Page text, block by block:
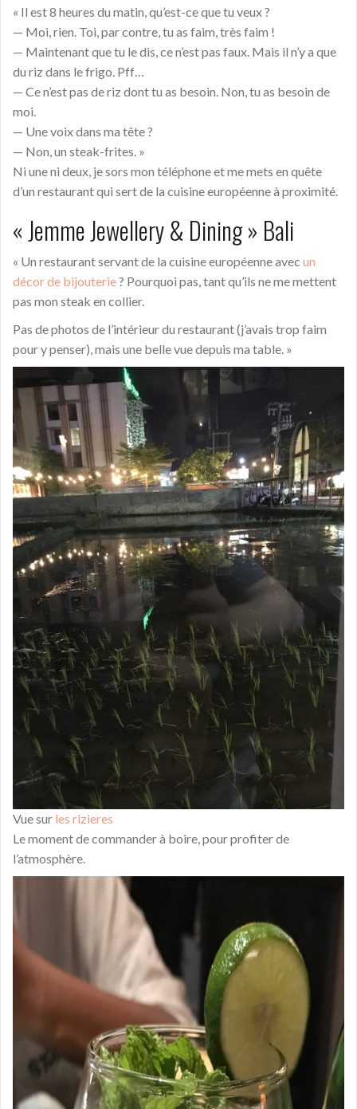
« Il est 8 heures du matin, qu’est-ce que tu veux ?
— Moi, rien. Toi, par contre, tu as faim, très faim !
— Maintenant que tu le dis, ce n’est pas faux. Mais il n’y a que
du riz dans le frigo. Pff…
— Ce n’est pas de riz dont tu as besoin. Non, tu as besoin de
moi.
— Une voix dans ma tête ?
— Non, un steak-frites. »
Ni une ni deux, je sors mon téléphone et me mets en quête
d’un restaurant qui sert de la cuisine européenne à proximité.
« Jemme Jewellery & Dining » Bali
« Un restaurant servant de la cuisine européenne avec un
décor de bijouterie? Pourquoi pas, tant qu’ils ne me mettent
pas mon steak en collier.
Pas de photos de l’intérieur du restaurant (j’avais trop faim
pour y penser), mais une belle vue depuis ma table. »
Vue sur les rizieres
Le moment de commander à boire, pour profiter de
l’atmosphère.